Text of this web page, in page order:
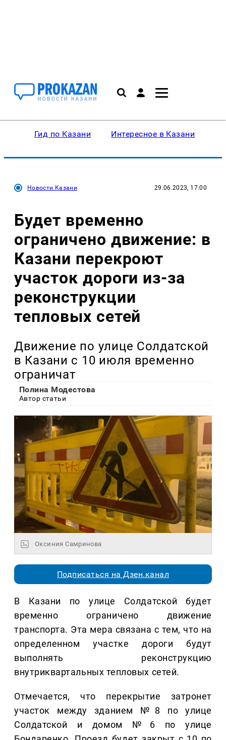
Гид по Казани Интересное в Казани
Новости Казани 29.06.2023, 17:00
Будет временно
ограничено движение: в
Казани перекроют
участок дороги из-за
реконструкции
тепловых сетей
Движение по улице Солдатской
в Казани с 10 июля временно
ограничат
Полина Модестова
Автор статьи
Оксиния Самринова
Подписаться на Дзен.канал
В Казани по улице Солдатской будет
временно ограничено движение
транспорта. Эта мера связана с тем, что на
определенном участке дороги будут
выполнять реконструкцию
внутриквартальных тепловых сетей.
Отмечается, что перекрытие затронет
участок между зданием №8 по улице
Солдатской и домом №6 по улице